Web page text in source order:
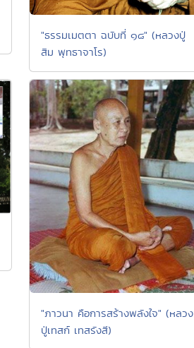
"ธรรมเมตตา ฉบับที่ ๑๘" (หลวงปู่
สิม พุทธาจาโร)
"ภาวนา คือการสร้างพลังใจ" (หลวง
ปู่เทสก์ เทสรังสี)